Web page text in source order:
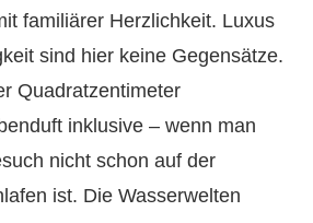
familiärer Herzlichkeit. Luxus
sind hier keine Gegensätze.
Quadratzentimeter
inklusive – wenn man
nicht schon auf der
ist. Die Wasserwelten